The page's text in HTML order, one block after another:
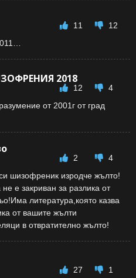
11
12
2018
12
4
от 2001г от град
2
4
шизофреник изродче жълто!
е закриван за разлика от
литература,която казва
от вашите жълти
в отвратително жълто!
27
1